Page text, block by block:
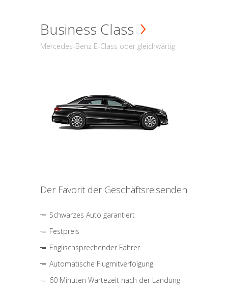
Business Class
Mercedes-Benz E-Class oder gleichwärtig
Der Favorit der Geschäftsreisenden
Schwarzes Auto garantiert
Festpreis
Englischsprechender Fahrer
Automatische Flugmitverfolgung
60 Minuten Wartezeit nach der Landung